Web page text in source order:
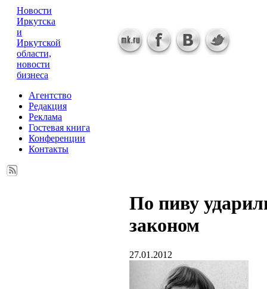
Новости
Иркутска
и
Иркутской
области,
новости
бизнеса
Агентство
Редакция
Реклама
Гостевая книга
Конференции
Контакты
По пиву
законом
27.01.2012